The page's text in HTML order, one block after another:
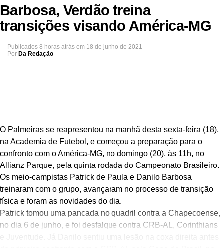
Barbosa, Verdão treina
transições visando América-MG
Publicados 8 horas atrás em 18 de junho de 2021
Por Da Redação
O Palmeiras se reapresentou na manhã desta sexta-feira (18),
na Academia de Futebol, e começou a preparação para o
confronto com o América-MG, no domingo (20), às 11h, no
Allianz Parque, pela quinta rodada do Campeonato Brasileiro.
Os meio-campistas Patrick de Paula e Danilo Barbosa
treinaram com o grupo, avançaram no processo de transição
física e foram as novidades do dia.
Patrick tomou uma pancada no quadril contra a Chapecoense,
no dia 6 de junho, e foi desfalque contra CRB-AL, Corinthians